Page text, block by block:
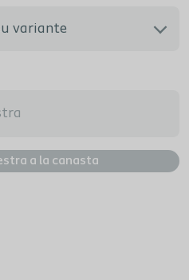
variante
a la canasta